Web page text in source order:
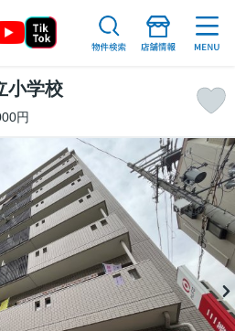
小学校
円